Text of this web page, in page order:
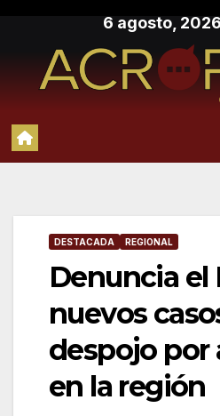
contenido
6 agosto, 2026
DESTACADA REGIONAL
Denuncia el
nuevos
despojo por
en la región